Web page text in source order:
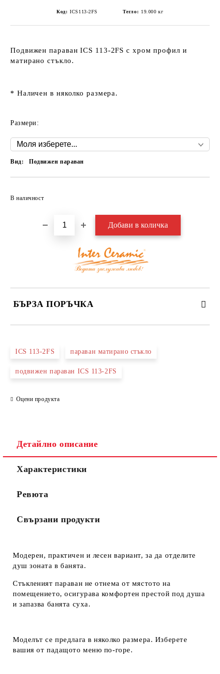
Код: ICS113-2FS Тегло: 19.000 кг
Подвижен параван ICS 113-2FS с хром профил и
матирано стъкло.
* Наличен в няколко размера.
Размери:
Вид: Подвижен параван
В наличност
БЪРЗА ПОРЪЧКА
Съгласен съм с
ICS 113-2FS параван матирано стъкло
подвижен параван ICS 113-2FS
Оцени продукта
Детайлно описание
Характеристики
Ревюта
Свързани продукти
Модерен, практичен и лесен вариант, за да отделите
душ зоната в банята.
Стъкленият параван не отнема от мястото на
помещението, осигурава комфортен престой под душа
и запазва банята суха.
Моделът се предлага в няколко размера. Изберете
вашия от падащото меню по-горе.